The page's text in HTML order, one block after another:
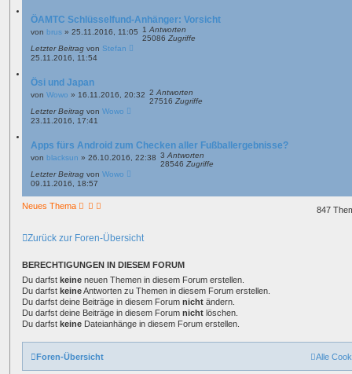
ÖAMTC Schlüsselfund-Anhänger: Vorsicht
von brus » 25.11.2016, 11:05 1 Antworten
25086 Zugriffe
Letzter Beitrag von Stefan
25.11.2016, 11:54
Ösi und Japan
von Wowo » 16.11.2016, 20:32 2 Antworten
27516 Zugriffe
Letzter Beitrag von Wowo
23.11.2016, 17:41
Apps fürs Android zum Checken aller Fußballergebnisse?
von blacksun » 26.10.2016, 22:38 3 Antworten
28546 Zugriffe
Letzter Beitrag von Wowo
09.11.2016, 18:57
Neues Thema 847
Zurück zur Foren-Übersicht
BERECHTIGUNGEN IN DIESEM FORUM
Du darfst keine neuen Themen in diesem Forum erstellen.
Du darfst keineAntworten zu Themen in diesem Forum erstellen.
Du darfst deine Beiträge in diesem Forum nicht ändern.
Du darfst deine Beiträge in diesem Forum nicht löschen.
Du darfst keine Dateianhänge in diesem Forum erstellen.
Foren-Übersicht Alle